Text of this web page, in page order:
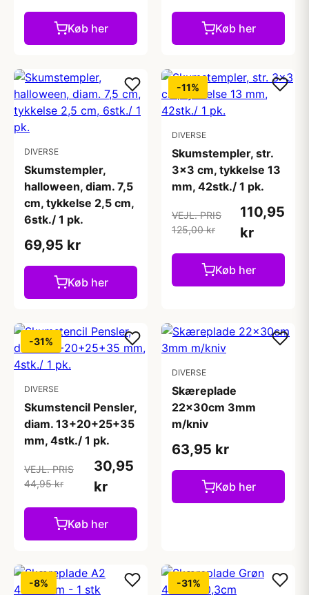
Køb her Køb her
DIVERSE
Skumstempler,
halloween, diam. 7,5
cm, tykkelse 2,5 cm,
6stk./ 1 pk.
69,95 kr
Køb her
-11%
DIVERSE
Skumstempler, str.
3x3 cm, tykkelse 13
mm, 42stk./ 1 pk.
VEJL. PRIS
125,00 kr
110,95
kr
Køb her
-31%
DIVERSE
Skumstencil Pensler,
diam. 13+20+25+35
mm, 4stk./ 1 pk.
VEJL. PRIS
44,95 kr
30,95
kr
Køb her
DIVERSE
Skæreplade
22x30cm 3mm
m/kniv
63,95 kr
Køb her
-8% -31%